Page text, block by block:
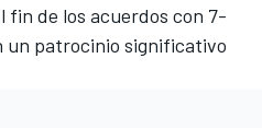
fin de los acuerdos con 7-
un patrocinio significativo